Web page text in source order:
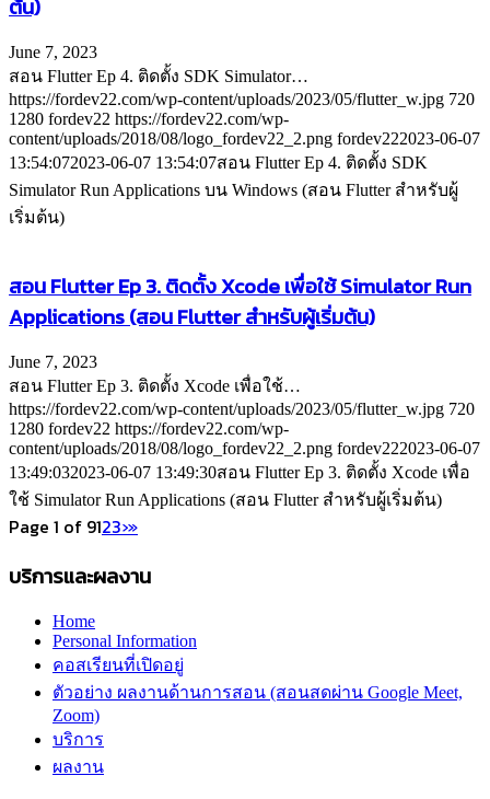
ต้น)
June 7, 2023
สอน Flutter Ep 4. ติดตั้ง SDK Simulator…
https://fordev22.com/wp-content/uploads/2023/05/flutter_w.jpg 720
1280 fordev22 https://fordev22.com/wp-
content/uploads/2018/08/logo_fordev22_2.png fordev222023-06-07
13:54:072023-06-07 13:54:07สอน Flutter Ep 4. ติดตั้ง SDK
Simulator Run Applications บน Windows (สอน Flutter สำหรับผู้
เริ่มต้น)
สอน Flutter Ep 3. ติดตั้ง Xcode เพื่อใช้ Simulator Run
Applications (สอน Flutter สำหรับผู้เริ่มต้น)
June 7, 2023
สอน Flutter Ep 3. ติดตั้ง Xcode เพื่อใช้…
https://fordev22.com/wp-content/uploads/2023/05/flutter_w.jpg 720
1280 fordev22 https://fordev22.com/wp-
content/uploads/2018/08/logo_fordev22_2.png fordev222023-06-07
13:49:032023-06-07 13:49:30สอน Flutter Ep 3. ติดตั้ง Xcode เพื่อ
ใช้ Simulator Run Applications (สอน Flutter สำหรับผู้เริ่มต้น)
Page 1 of 9123›»
บริการและผลงาน
Home
Personal Information
คอสเรียนที่เปิดอยู่
ตัวอย่าง ผลงานด้านการสอน (สอนสดผ่าน Google Meet,
Zoom)
บริการ
ผลงาน